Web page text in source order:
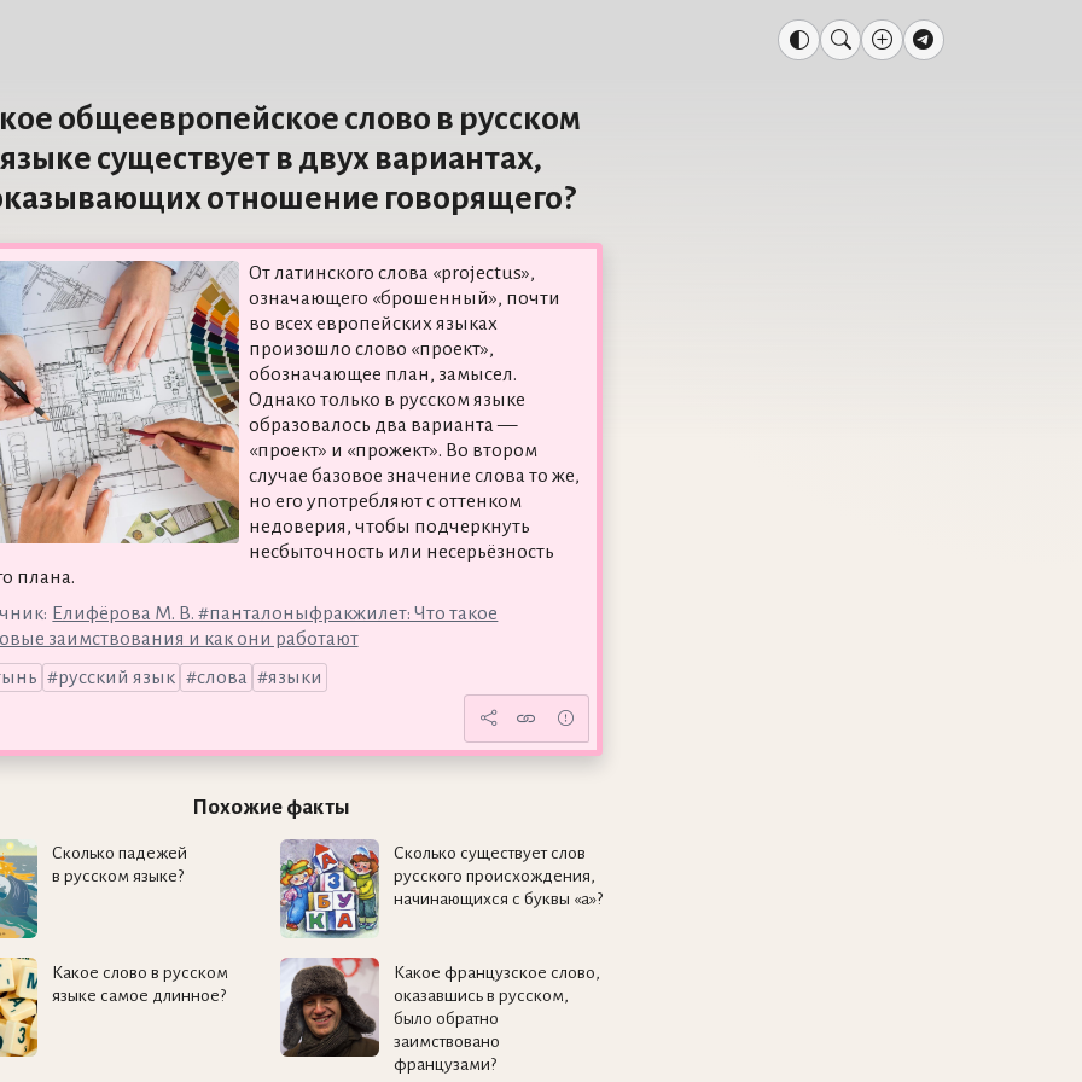
общеевропейское слово в русском
языке существует в двух вариантах,
отношение говорящего?
От латинского слова «projectus»,
означающего «брошенный», почти
во всех европейских языках
произошло слово «проект»,
обозначающее план, замысел.
Однако только в русском языке
образовалось два варианта —
«проект» и «прожект». Во втором
случае базовое значение слова то же,
но его употребляют с оттенком
недоверия, чтобы подчеркнуть
несбыточность или несерьёзность
плана.
Елифёрова М. В. #панталоныфракжилет: Что такое
заимствования и как они работают
русский язык слова языки
Похожие факты
Сколько падежей
в русском языке?
Сколько существует слов
русского происхождения,
начинающихся с буквы «а»?
Какое слово в русском
языке самое длинное?
Какое французское слово,
оказавшись в русском,
было обратно
заимствовано
французами?